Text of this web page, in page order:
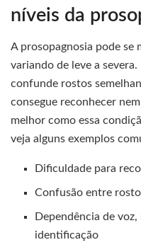
níveis da
A prosopagnosia pode se
variando de leve a severa.
confunde rostos
consegue reconhecer
melhor como essa
veja alguns exemplos
Dificuldade para
Confusão entre
Dependência de
identificação